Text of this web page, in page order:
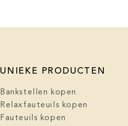
UNIEKE PRODUCTEN
Bankstellen kopen
Relaxfauteuils kopen
Fauteuils kopen